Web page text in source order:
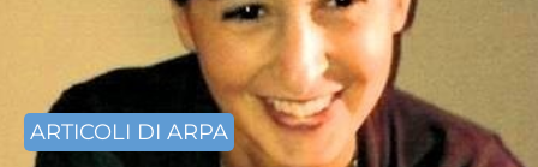
ARTICOLI DI ARPA